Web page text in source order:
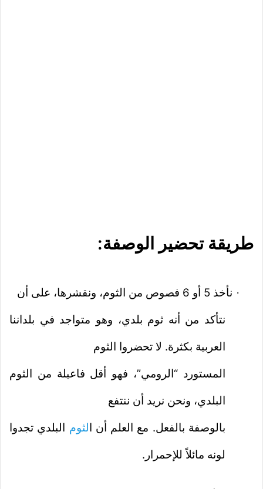
طريقة تحضير الوصفة:
· نأخذ 5 أو 6 فصوص من الثوم، ونقشرها، على أن
نتأكد من أنه ثوم بلدي، وهو متواجد في بلداننا
العربية بكثرة. لا تحضروا الثوم
المستورد “الرومي”، فهو أقل فاعيلة من الثوم
البلدي، ونحن نريد أن ننتفع
بالوصفة بالفعل. مع العلم أن الثوم البلدي تجدوا
لونه مائلاً للإحمرار.